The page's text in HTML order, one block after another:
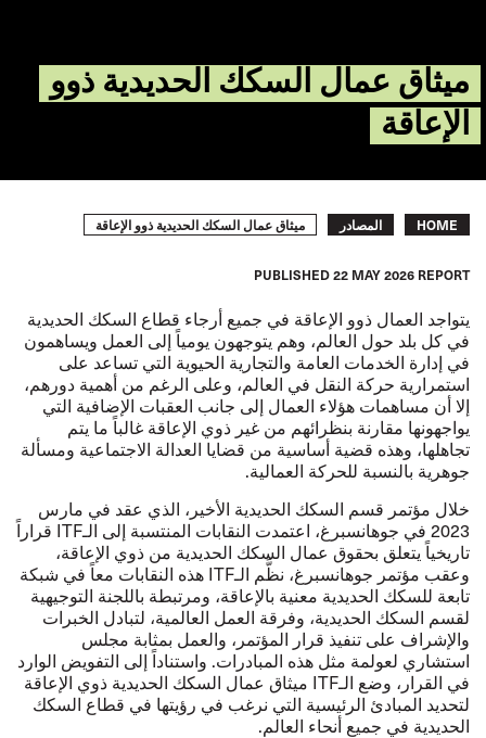
ميثاق عمال السكك الحديدية ذوو
الإعاقة
Breadcrumb
HOME المصادر ميثاق عمال السكك الحديدية ذوو الإعاقة
REPORT
PUBLISHED22 MAY 2026
يتواجد العمال ذوو الإعاقة في جميع أرجاء قطاع السكك الحديدية
في كل بلد حول العالم، وهم يتوجهون يومياً إلى العمل ويساهمون
في إدارة الخدمات العامة والتجارية الحيوية التي تساعد على
استمرارية حركة النقل في العالم، وعلى الرغم من أهمية دورهم،
إلا أن مساهمات هؤلاء العمال إلى جانب العقبات الإضافية التي
يواجهونها مقارنة بنظرائهم من غير ذوي الإعاقة غالباً ما يتم
تجاهلها، وهذه قضية أساسية من قضايا العدالة الاجتماعية ومسألة
جوهرية بالنسبة للحركة العمالية.
خلال مؤتمر قسم السكك الحديدية الأخير، الذي عقد في مارس
2023 في جوهانسبرغ، اعتمدت النقابات المنتسبة إلى الـ
ITF قراراً
تاريخياً يتعلق بحقوق عمال السكك الحديدية من ذوي الإعاقة،
وعقب مؤتمر جوهانسبرغ، نظَّم الـITF هذه النقابات معاً في شبكة
تابعة للسكك الحديدية معنية بالإعاقة، ومرتبطة باللجنة التوجيهية
لقسم السكك الحديدية، وفرقة العمل العالمية، لتبادل الخبرات
والإشراف على تنفيذ قرار المؤتمر، والعمل بمثابة مجلس
استشاري لعولمة مثل هذه المبادرات. واستناداً إلى التفويض الوارد
في القرار، وضع الـITF ميثاق عمال السكك الحديدية ذوي الإعاقة
لتحديد المبادئ الرئيسية التي نرغب في رؤيتها في قطاع السكك
الحديدية في جميع أنحاء العالم.